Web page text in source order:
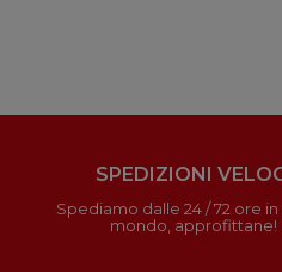
SPEDIZIONI
Spediamo dalle 24 / 72 ore
mondo, approfittane!